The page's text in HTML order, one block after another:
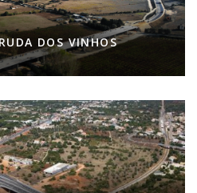
DOS VINHOS